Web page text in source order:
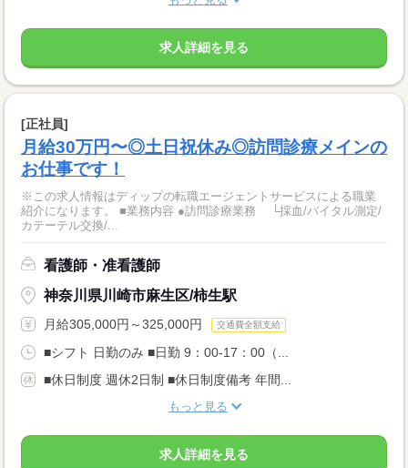
求人詳細を見る
[正社員]
月給30万円〜◎土日祝休み◎訪問診療メインの
お仕事です！
※この求人情報はディップの転職エージェントサービスによる職業
紹介になります。 ■業務内容 ●訪問診療業務 └採血/バイタル測定/
カテーテル交換/...
看護師・准看護師
神奈川県川崎市麻生区/柿生駅
月給305,000円～325,000円 交通費全額支給
■シフト 日勤のみ ■日勤 9：00-17：00（...
■休日制度 週休2日制 ■休日制度備考 年間...
もっと見る
求人詳細を見る